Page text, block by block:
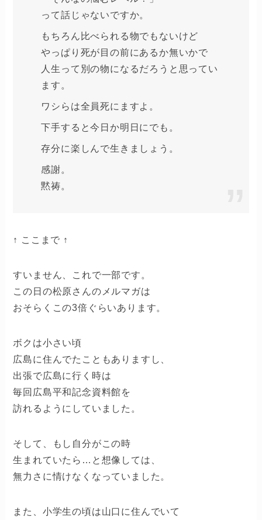
って話じゃないですか。
もちろん比べられる物でもないけど
やっぱり死が目の前にあるか無いかで
人生って別の物になるだろうと思ってい
ます。
ワシらは全員死にますよ。
下手すると今日か明日にでも。
存分に楽しんで生きましょう。
感謝。
黙祷。
↑ ここまで ↑
すいません、これで一部です。
この日の松原さんのメルマガは
おそらくこの3倍ぐらいあります。
ボクは小さい頃
広島に住んでたこともありますし、
出張で広島に行く時は
毎回広島平和記念資料館を
訪れるようにしていました。
そして、もし自分がこの時
生まれていたら…と想像しては、
無力さに情けなくなっていました。
また、小学生の頃は山口に住んでいて